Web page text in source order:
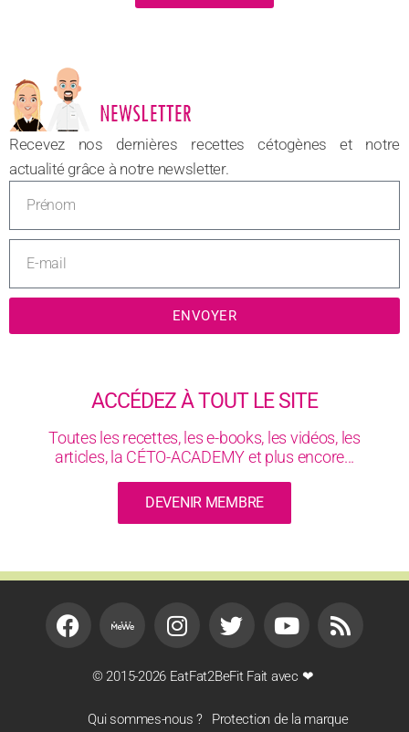
NOUVEAU
Recevez nos dernières recettes cétogènes et notre
actualité grâce à notre newsletter.
ENVOYER
ACCÉDEZ À TOUT LE SITE
Toutes les recettes, les e-books, les vidéos, les
articles, la CÉTO-ACADEMY et plus encore...
DEVENIR MEMBRE
© 2015-2026 EatFat2BeFit Fait avec ❤
Qui sommes-nous ? Protection de la marque